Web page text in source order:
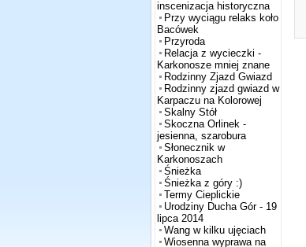
inscenizacja historyczna
Przy wyciągu relaks koło
Bacówek
Przyroda
Relacja z wycieczki -
Karkonosze mniej znane
Rodzinny Zjazd Gwiazd
Rodzinny zjazd gwiazd w
Karpaczu na Kolorowej
Skalny Stół
Skoczna Orlinek -
jesienna, szarobura
Słonecznik w
Karkonoszach
Śnieżka
Śnieżka z góry :)
Termy Cieplickie
Urodziny Ducha Gór - 19
lipca 2014
Wang w kilku ujęciach
Wiosenna wyprawa na